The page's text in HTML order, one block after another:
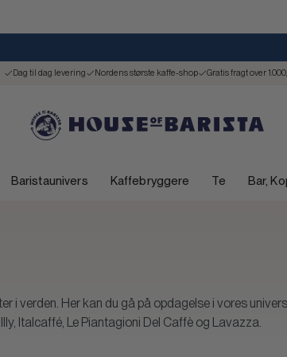
Dag til dag levering Nordens største kaffe-shop Gratis fragt over
Baristaunivers Kaffebryggere Te Bar,
i verden. Her kan du gå på opdagelse i vores
Italcaffé, Le Piantagioni Del Caffè og Lavazza.